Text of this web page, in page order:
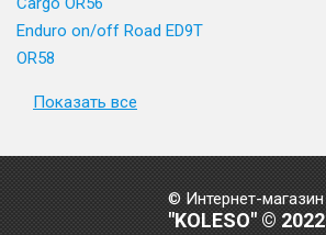
Enduro on/off Road ED9T
OR58
Показать все
© Интернет-магазин
"KOLESO" © 2022